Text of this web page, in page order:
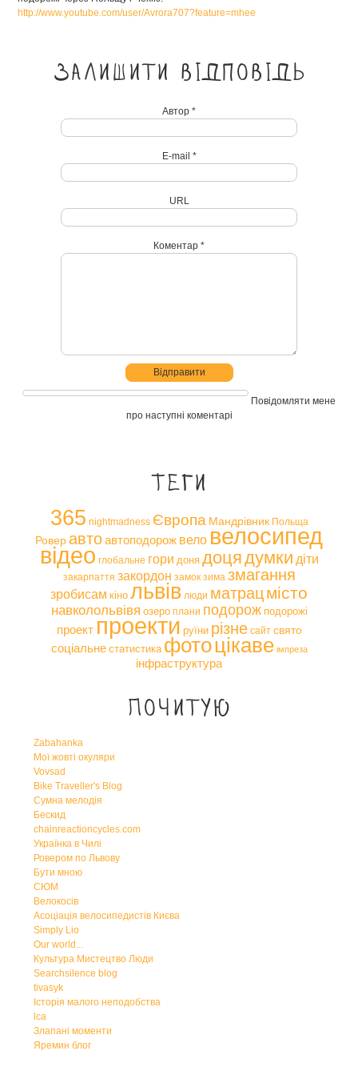
http://www.youtube.com/user/Avrora707?feature=mhee
Залишити відповідь
Автор *
E-mail *
URL
Коментар *
Повідомляти мене
про наступні коментарі
Теги
365 nightmadness Європа Мандрівник Польща
Роверавтоавтоподорож вело велосипед
відео глобальне гори доня доцядумки діти
закарпаття закордон замок зима змагання
зробисам кіно львів люди матрацмісто
навколольвівя озеро плани подорож подорожі
проект проекти руїни різне сайт свято
соціальне статистика фотоцікаве імпреза
інфраструктура
Почитую
Zabahanka
Мої жовті окуляри
Vovsad
Bike Traveller's Blog
Сумна мелодія
Бескид
chainreactioncycles.com
Українка в Чилі
Ровером по Львову
Бути мною
СЮМ
Велокосів
Асоціація велосипедистів Києва
Simply Lio
Our world...
Культура Мистецтво Люди
Searchsilence blog
tivasyk
Історія малого неподобства
lca
Злапані моменти
Яремин блог